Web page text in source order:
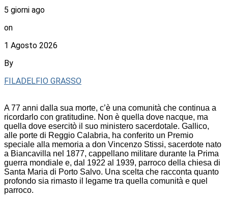
5 giorni ago
on
1 Agosto 2026
By
FILADELFIO GRASSO
A 77 anni dalla sua morte, c’è una comunità che continua a
ricordarlo con gratitudine. Non è quella dove nacque, ma
quella dove esercitò il suo ministero sacerdotale. Gallico,
alle porte di Reggio Calabria, ha conferito un Premio
speciale alla memoria a don Vincenzo Stissi, sacerdote nato
a Biancavilla nel 1877, cappellano militare durante la Prima
guerra mondiale e, dal 1922 al 1939, parroco della chiesa di
Santa Maria di Porto Salvo. Una scelta che racconta quanto
profondo sia rimasto il legame tra quella comunità e quel
parroco.